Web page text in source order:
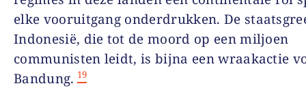
elke vooruitgang onderdrukken. De
Indonesië, die tot de moord op een miljoen
communisten leidt, is bijna een wraakactie
Bandung. 19